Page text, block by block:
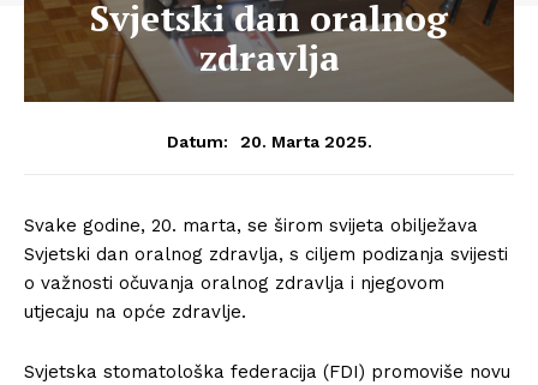
Svjetski dan oralnog
zdravlja
Datum: 20. Marta 2025.
Svake godine, 20. marta, se širom svijeta obilježava
Svjetski dan oralnog zdravlja, s ciljem podizanja svijesti
o važnosti očuvanja oralnog zdravlja i njegovom
utjecaju na opće zdravlje.
Svjetska stomatološka federacija (FDI) promoviše novu